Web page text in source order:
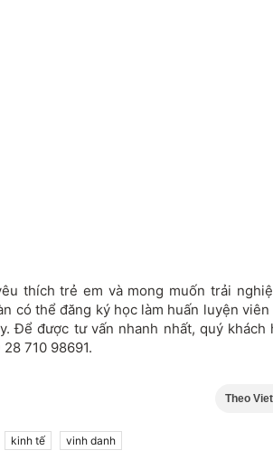
thích trẻ em và mong muốn trải
có thể đăng ký học làm huấn luyện viên
Để được tư vấn nhanh nhất, quý khách
710 98691.
Theo
kinh tế vinh danh